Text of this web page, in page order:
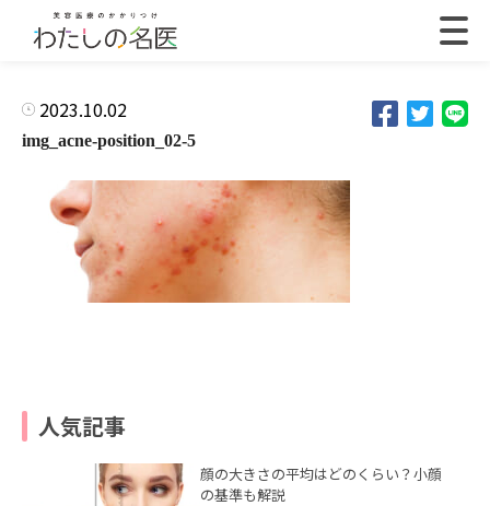
2023.10.02
img_acne-position_02-5
人気記事
顔の大きさの平均はどのくらい？小顔
の基準も解説